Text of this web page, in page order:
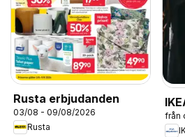
Rusta erbjudanden
03/08 - 09/08/2026
Rusta
från